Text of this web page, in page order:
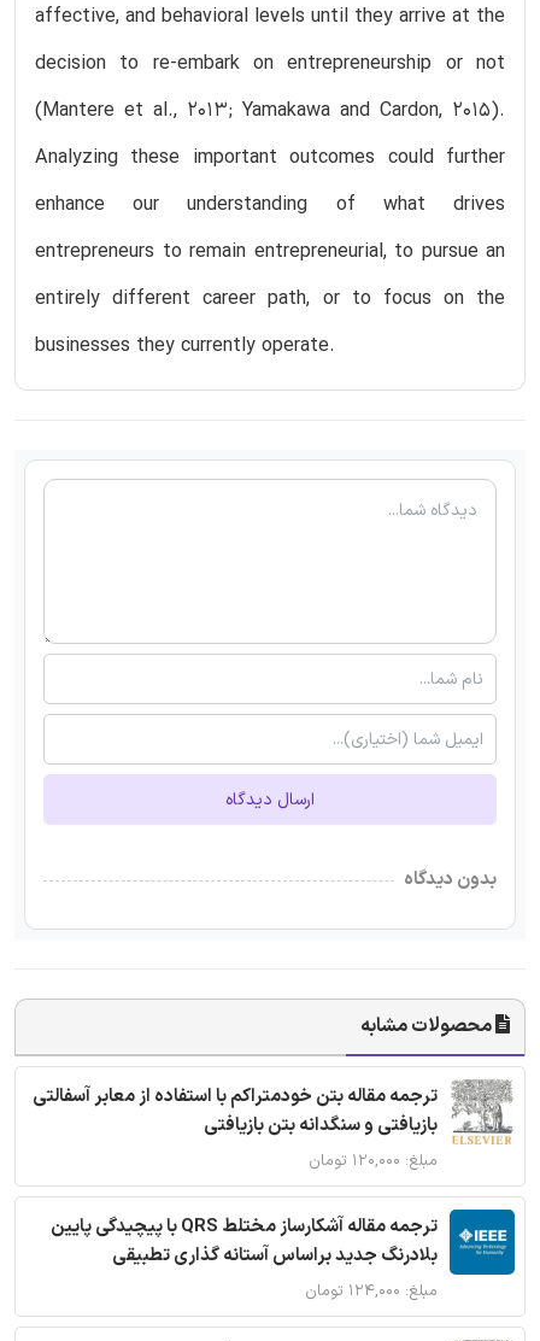
affective, and behavioral levels until they arrive at the
decision to re-embark on entrepreneurship or not
(Mantere et al., 2013; Yamakawa and Cardon, 2015).
Analyzing these important outcomes could further
enhance our understanding of what drives
entrepreneurs to remain entrepreneurial, to pursue an
entirely different career path, or to focus on the
businesses they currently operate.
ارسال دیدگاه
بدون دیدگاه
محصولات مشابه
ترجمه مقاله بتن خودمتراکم با استفاده از معابر آسفالتی
بازیافتی و سنگدانه بتن بازیافتی
مبلغ: ۱۲۰,۰۰۰ تومان
ترجمه مقاله آشکارساز مختلط QRS با پیچیدگی پایین
بلادرنگ جدید براساس آستانه گذاری تطبیقی
مبلغ: ۱۲۴,۰۰۰ تومان